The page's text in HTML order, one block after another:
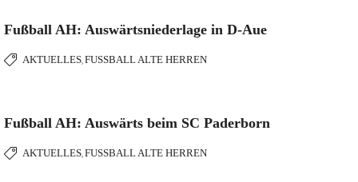
Fußball AH: Auswärtsniederlage in D-Aue
AKTUELLES, FUSSBALL ALTE HERREN
Fußball AH: Auswärts beim SC Paderborn
AKTUELLES, FUSSBALL ALTE HERREN